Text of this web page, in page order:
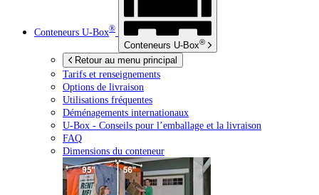
Conteneurs U-Box®
Conteneurs U-Box®
Retour au menu principal
Tarifs et renseignements
Options de livraison
Utilisations fréquentes
Déménagements internationaux
U-Box - Conseils pour l’emballage et la livraison
FAQ
Dimensions du conteneur